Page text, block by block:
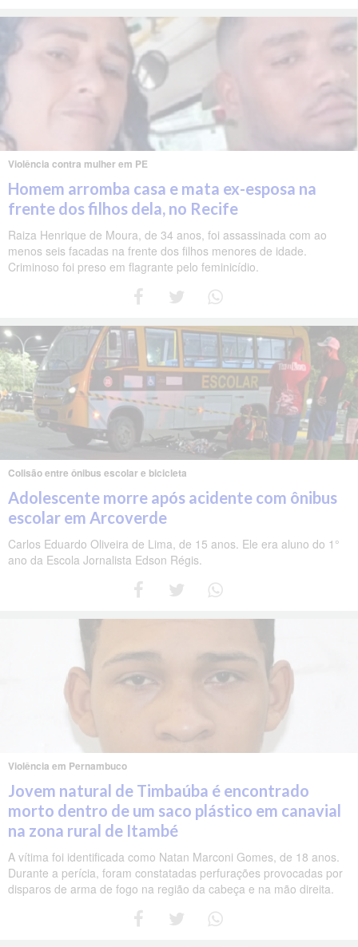
Violência contra mulher em PE
Homem arromba casa e mata ex-esposa na
frente dos filhos dela, no Recife
Raiza Henrique de Moura, de 34 anos, foi assassinada com ao
menos seis facadas na frente dos filhos menores de idade.
Criminoso foi preso em flagrante pelo feminicídio.
Colisão entre ônibus escolar e bicicleta
Adolescente morre após acidente com ônibus
escolar em Arcoverde
Carlos Eduardo Oliveira de Lima, de 15 anos. Ele era aluno do 1°
ano da Escola Jornalista Edson Régis.
Violência em Pernambuco
Jovem natural de Timbaúba é encontrado
morto dentro de um saco plástico em canavial
na zona rural de Itambé
A vítima foi identificada como Natan Marconi Gomes, de 18 anos.
Durante a perícia, foram constatadas perfurações provocadas por
disparos de arma de fogo na região da cabeça e na mão direita.